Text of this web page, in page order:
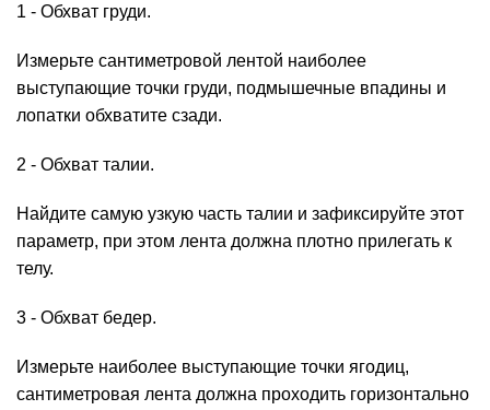
1 - Обхват груди.
Измерьте сантиметровой лентой наиболее
выступающие точки груди, подмышечные впадины и
лопатки обхватите сзади.
2 - Обхват талии.
Найдите самую узкую часть талии и зафиксируйте этот
параметр, при этом лента должна плотно прилегать к
телу.
3 - Обхват бедер.
Измерьте наиболее выступающие точки ягодиц,
сантиметровая лента должна проходить горизонтально